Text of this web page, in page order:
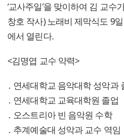
‘교사주일’을 맞이하여 김 교수
창호 작사) 노래비 제막식도 9
에서 열린다.
<김명엽 교수 약력>
․ 연세대학교 음악대학 성악과
․ 연세대학교 교육대학원 졸업
․ 오스트리아 빈 음악원 수학
․ 추계예술대 성악과 교수 역임